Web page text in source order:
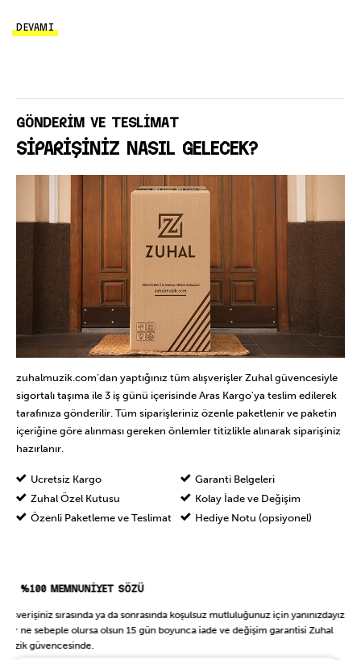
DEVAMI
GÖNDERİM VE TESLİMAT
SİPARİŞİNİZ NASIL GELECEK?
zuhalmuzik.com’dan yaptığınız tüm alışverişler Zuhal güvencesiyle
sigortalı taşıma ile 3 iş günü içerisinde Aras Kargo'ya teslim edilerek
tarafınıza gönderilir. Tüm siparişleriniz özenle paketlenir ve paketin
içeriğine göre alınması gereken önlemler titizlikle alınarak siparişiniz
hazırlanır.
Ücretsiz Kargo
Zuhal Özel Kutusu
Özenli Paketleme ve Teslimat
Garanti Belgeleri
Kolay İade ve Değişim
Hediye Notu (opsiyonel)
%100 MEMNUNİYET SÖZÜ
Alışverişiniz sırasında ya da sonrasında koşulsuz mutluluğunuz için yanınızdayız.
Her ne sebeple olursa olsun 15 gün boyunca iade ve değişim garantisi Zuhal
Müzik güvencesinde.